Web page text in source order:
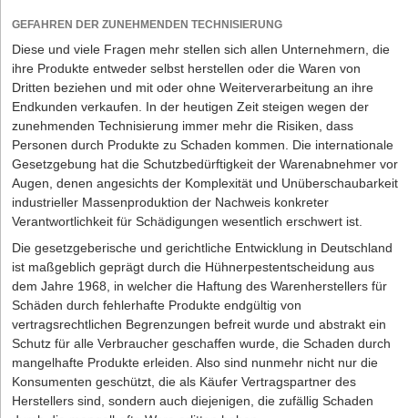
Die Miethöhe kann bei Vertragsabschluss zwischen den
Vertragsparteien frei vereinbart werden, wobei ortsübliche
Vergleichsmieten ein Maßstab für den geforderten Mietzins sein
sollten. Mietwucher ist verboten. Gezahlt wird der Mietzins in
monatlichen Beträgen, jeweils zu Beginn eines Monats im Voraus.
Grundsätzlich sind nach dem Gesetz mit dem Mietzins alle
Nebenkosten (also die Betriebskosten) abgegolten. In der Praxis
der Geschäftsraummietverträge werden die Betriebskosten
allerdings meist unter Bezugnahme auf die Betriebskosten-
ratsam, die Nebenkostenbestimmungen im Vertrag sehr sorgfältig
zu verhandeln.
Mietzeit – am besten mit Verlängerungsoption
Die Laufzeit des Vertrags kann frei vereinbart werden. Es empfiehlt
sich, im Fall eines befristeten Mietverhältnisses, eine
Verlängerungsklausel vorzusehen, wonach sich das Mietverhältnis
über die feste Vertragsdauer hinaus automatisch um eine
bestimmte Zeitspanne verlängert, wenn es nicht zum Ablauf der
GEFAHREN DER ZUNEHMENDEN TECHNISIERUNG
Diese und viele Fragen mehr stellen sich allen Unternehmern, die
ihre Produkte entweder selbst herstellen oder die Waren von
Dritten beziehen und mit oder ohne Weiterverarbeitung an ihre
Endkunden verkaufen. In der heutigen Zeit steigen wegen der
zunehmenden Technisierung immer mehr die Risiken, dass
Personen durch Produkte zu Schaden kommen. Die internationale
Gesetzgebung hat die Schutzbedürftigkeit der Warenabnehmer vor
Augen, denen angesichts der Komplexität und Unüberschaubarkeit
industrieller Massenproduktion der Nachweis konkreter
Verantwortlichkeit für Schädigungen wesentlich erschwert ist.
Die gesetzgeberische und gerichtliche Entwicklung in Deutschland
ist maßgeblich geprägt durch die Hühnerpestentscheidung aus
dem Jahre 1968, in welcher die Haftung des Warenherstellers für
Schäden durch fehlerhafte Produkte endgültig von
vertragsrechtlichen Begrenzungen befreit wurde und abstrakt ein
Schutz für alle Verbraucher geschaffen wurde, die Schaden durch
mangelhafte Produkte erleiden. Also sind nunmehr nicht nur die
Konsumenten geschützt, die als Käufer Vertragspartner des
Herstellers sind, sondern auch diejenigen, die zufällig Schaden